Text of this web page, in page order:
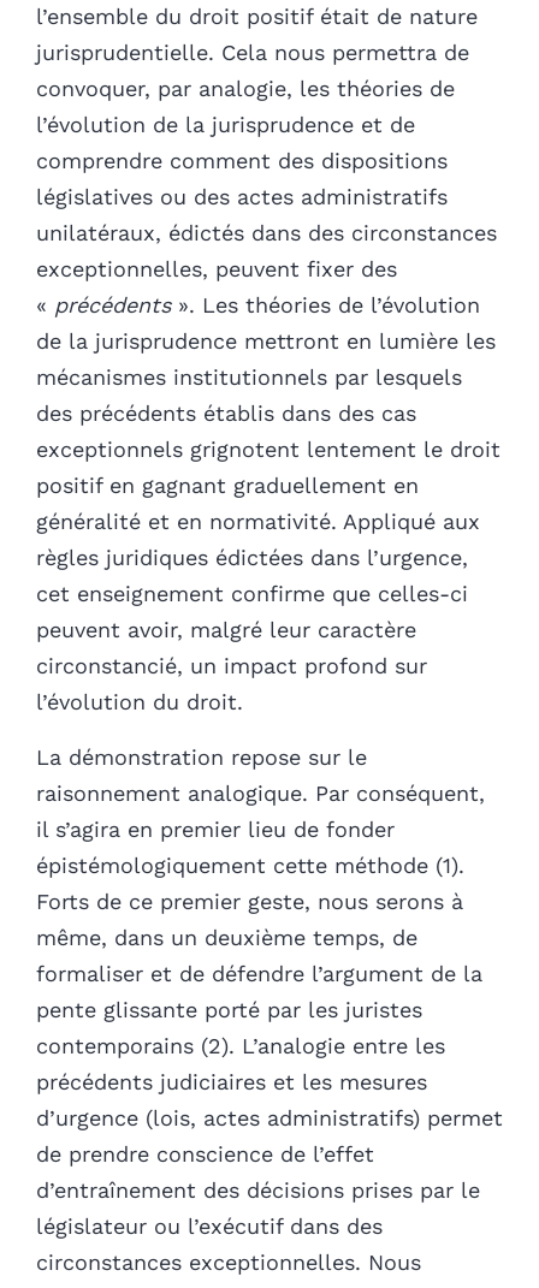
l’ensemble du droit positif était de nature
jurisprudentielle. Cela nous permettra de
convoquer, par analogie, les théories de
l’évolution de la jurisprudence et de
comprendre comment des dispositions
législatives ou des actes administratifs
unilatéraux, édictés dans des circonstances
exceptionnelles, peuvent fixer des
« précédents». Les théories de l’évolution
de la jurisprudence mettront en lumière les
mécanismes institutionnels par lesquels
des précédents établis dans des cas
exceptionnels grignotent lentement le droit
positif en gagnant graduellement en
généralité et en normativité. Appliqué aux
règles juridiques édictées dans l’urgence,
cet enseignement confirme que celles-ci
peuvent avoir, malgré leur caractère
circonstancié, un impact profond sur
l’évolution du droit.
La démonstration repose sur le
raisonnement analogique. Par conséquent,
il s’agira en premier lieu de fonder
épistémologiquement cette méthode (1).
Forts de ce premier geste, nous serons à
même, dans un deuxième temps, de
formaliser et de défendre l’argument de la
pente glissante porté par les juristes
contemporains (2). L’analogie entre les
précédents judiciaires et les mesures
d’urgence (lois, actes administratifs) permet
de prendre conscience de l’effet
d’entraînement des décisions prises par le
législateur ou l’exécutif dans des
circonstances exceptionnelles. Nous